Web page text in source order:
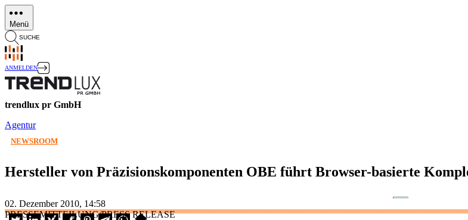
Direkt
zum
Inhalt
Menü
SUCHE
ANMELDEN
trendlux pr GmbH
Agentur
NEWSROOM
Hersteller von Präzisionskomponenten OBE führt Browser-basierte
02. Dezember 2010, 14:58
PRESSEMITTEILUNG/PRESS RELEASE